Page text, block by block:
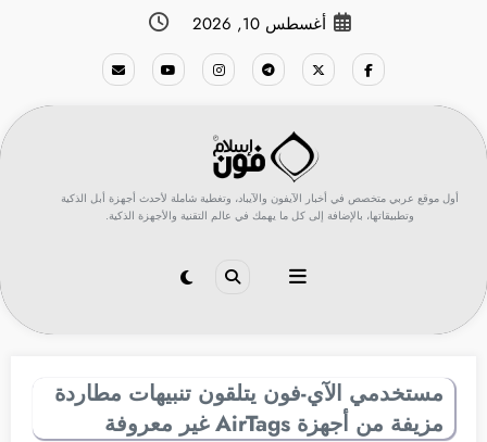
أغسطس 10, 2026
أول موقع عربي متخصص في أخبار الآيفون والآيباد، وتغطية شاملة لأحدث أجهزة أبل الذكية
وتطبيقاتها، بالإضافة إلى كل ما يهمك في عالم التقنية والأجهزة الذكية.
مستخدمي الآي-فون يتلقون تنبيهات مطاردة
مزيفة من أجهزة AirTags غير معروفة